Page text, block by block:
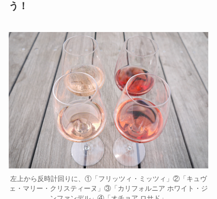
う！
左上から反時計回りに、①「フリッツィ・ミッツィ」②「キュヴ
ェ・マリー・クリスティーヌ」③「カリフォルニア ホワイト・ジ